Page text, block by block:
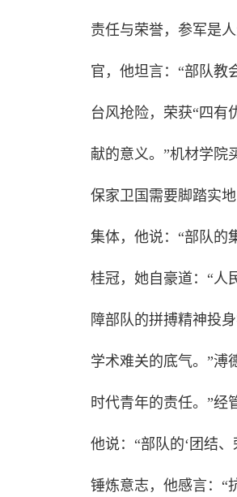
责任与荣誉，参军是
官，他坦言：“部队教
台风抢险，荣获“四有
献的意义。”机材学院
保家卫国需要脚踏实
集体，他说：“部队的
桂冠，她自豪道：“人
障部队的拼搏精神投
学术难关的底气。”溥
时代青年的责任。”经
他说：“部队的‘团结
锤炼意志，他感言：“